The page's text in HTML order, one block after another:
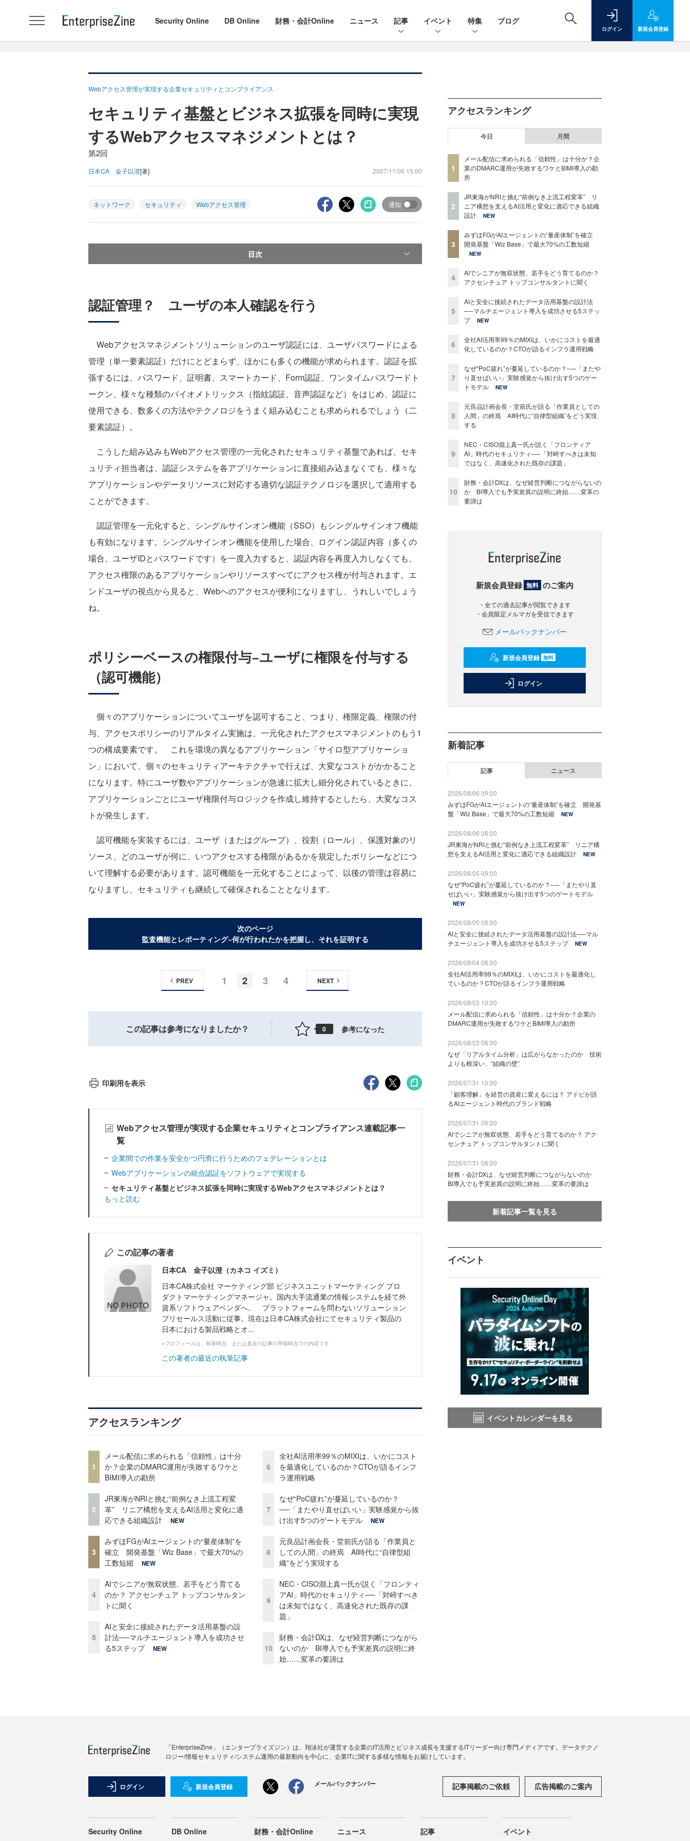
Security Online DB Online 財務・会計Online ニュース 記事 イベント 特集 ブログ
ログイン 新規会員登録
Webアクセス管理が実現する企業セキュリティとコンプライアンス
セキュリティ基盤とビジネス拡張を同時に実現
するWebアクセスマネジメントとは？
第2回
日本CA 金子以澄[著] 2007/11/06 15:00
ネットワーク セキュリティ Webアクセス管理 通知
目次
認証管理？ ユーザの本人確認を行う
Webアクセスマネジメントソリューションのユーザ認証には、ユーザパスワードによる
管理（単一要素認証）だけにとどまらず、ほかにも多くの機能が求められます。認証を拡
張するには、パスワード、証明書、スマートカード、Form認証、ワンタイムパスワードト
ークン、様々な種類のバイオメトリックス（指紋認証、音声認証など）をはじめ、認証に
使用できる、数多くの方法やテクノロジをうまく組み込むことも求められるでしょう（二
要素認証）。
こうした組み込みもWebアクセス管理の一元化されたセキュリティ基盤であれば、セキ
ュリティ担当者は、認証システムを各アプリケーションに直接組み込まなくても、様々な
アプリケーションやデータリソースに対応する適切な認証テクノロジを選択して適用する
ことができます。
認証管理を一元化すると、シングルサインオン機能（SSO）もシングルサインオフ機能
も有効になります。シングルサインオン機能を使用した場合、ログイン認証内容（多くの
場合、ユーザIDとパスワードです）を一度入力すると、認証内容を再度入力しなくても、
アクセス権限のあるアプリケーションやリソースすべてにアクセス権が付与されます。エ
ンドユーザの視点から見ると、Webへのアクセスが便利になりますし、うれしいでしょう
ね。
ポリシーベースの権限付与−ユーザに権限を付与する
（認可機能）
個々のアプリケーションについてユーザを認可すること、つまり、権限定義、権限の付
与、アクセスポリシーのリアルタイム実施は、一元化されたアクセスマネジメントのもう1
つの構成要素です。 これを環境の異なるアプリケーション「サイロ型アプリケーショ
ン」において、個々のセキュリティアーキテクチャで行えば、大変なコストがかかること
になります。特にユーザ数やアプリケーションが急速に拡大し細分化されているときに、
アプリケーションごとにユーザ権限付与ロジックを作成し維持するとしたら、大変なコス
トが発生します。
認可機能を実装するには、ユーザ（またはグループ）、役割（ロール）、保護対象のリ
ソース、どのユーザが何に、いつアクセスする権限があるかを規定したポリシーなどにつ
いて理解する必要があります。認可機能を一元化することによって、以後の管理は容易に
なりますし、セキュリティも継続して確保されることとなります。
次のページ
監査機能とレポーティング−何が行われたかを把握し、それを証明する
1 2 3 4
PREV NEXT
この記事は参考になりましたか？ 0 参考になった
印刷用を表示
Webアクセス管理が実現する企業セキュリティとコンプライアンス連載記事一
覧
企業間での作業を安全かつ円滑に行うためのフェデレーションとは
Webアプリケーションの統合認証をソフトウェアで実現する
セキュリティ基盤とビジネス拡張を同時に実現するWebアクセスマネジメントとは？
もっと読む
この記事の著者
日本CA 金子以澄（カネコ イズミ）
日本CA株式会社 マーケティング部 ビジネスユニットマーケティング プロ
ダクトマーケティングマネージャ。国内大手流通業の情報システムを経て外
資系ソフトウェアベンダへ。 プラットフォームを問わないソリューション
プリセールス活動に従事。現在は日本CA株式会社にてセキュリティ製品の
日本における製品戦略とオ...
※プロフィールは、執筆時点、または直近の記事の寄稿時点での内容です
この著者の最近の執筆記事
アクセスランキング
1
メール配信に求められる「信頼性」は十分
か？企業のDMARC運用が失敗するワケと
BIMI導入の勘所
2
JR東海がNRIと挑む“前例なき上流工程変
革” リニア構想を支えるAI活用と変化に適
応できる組織設計
NEW
3
みずほFGがAIエージェントの“量産体制”を
確立 開発基盤「Wiz Base」で最大70%の
工数短縮
NEW
4
AIでシニアが無双状態、若手をどう育てる
のか？ アクセンチュア トップコンサルタン
トに聞く
5
AIと安全に接続されたデータ活用基盤の設
計法──マルチエージェント導入を成功させ
る5ステップ
NEW
6
全社AI活用率99％のMIXIは、いかにコスト
を最適化しているのか？CTOが語るインフ
ラ運用戦略
7
なぜ“PoC疲れ”が蔓延しているのか？
──「またやり直せばいい」実験感覚から抜
け出す5つのゲートモデル
NEW
8
元良品計画会長・堂前氏が語る「作業員と
しての人間」の終焉 AI時代に“自律型組
織”をどう実現する
9
NEC・CISO淵上真一氏が説く「フロンティ
アAI」時代のセキュリティ──「対峙すべき
は未知ではなく、高速化された既存の課
題」
10
財務・会計DXは、なぜ経営判断につながら
ないのか BI導入でも予実差異の説明に終
始……変革の要諦は
アクセスランキング
今日 月間
1
メール配信に求められる「信頼性」は十分か？企
業のDMARC運用が失敗するワケとBIMI導入の勘
所
2
JR東海がNRIと挑む“前例なき上流工程変革” リ
ニア構想を支えるAI活用と変化に適応できる組織
設計
NEW
3
みずほFGがAIエージェントの“量産体制”を確立
開発基盤「Wiz Base」で最大70%の工数短縮
NEW
4
AIでシニアが無双状態、若手をどう育てるのか？
アクセンチュア トップコンサルタントに聞く
5
AIと安全に接続されたデータ活用基盤の設計法
──マルチエージェント導入を成功させる5ステッ
プ
NEW
6
全社AI活用率99％のMIXIは、いかにコストを最適
化しているのか？CTOが語るインフラ運用戦略
7
なぜ“PoC疲れ”が蔓延しているのか？──「またや
り直せばいい」実験感覚から抜け出す5つのゲー
トモデル
NEW
8
元良品計画会長・堂前氏が語る「作業員としての
人間」の終焉 AI時代に“自律型組織”をどう実現
する
9
NEC・CISO淵上真一氏が説く「フロンティア
AI」時代のセキュリティ──「対峙すべきは未知
ではなく、高速化された既存の課題」
10
財務・会計DXは、なぜ経営判断につながらないの
か BI導入でも予実差異の説明に終始……変革の
要諦は
新規会員登録 無料 のご案内
・全ての過去記事が閲覧できます
・会員限定メルマガを受信できます
メールバックナンバー
新規会員登録 無料
ログイン
新着記事
記事 ニュース
2026/08/06 09:00
みずほFGがAIエージェントの“量産体制”を確立 開発基
盤「Wiz Base」で最大70%の工数短縮
NEW
2026/08/06 08:00
JR東海がNRIと挑む“前例なき上流工程変革” リニア構
想を支えるAI活用と変化に適応できる組織設計
NEW
2026/08/05 09:00
なぜ“PoC疲れ”が蔓延しているのか？──「またやり直
せばいい」実験感覚から抜け出す5つのゲートモデル
NEW
2026/08/05 08:00
AIと安全に接続されたデータ活用基盤の設計法──マル
チエージェント導入を成功させる5ステップ
NEW
2026/08/04 08:00
全社AI活用率99％のMIXIは、いかにコストを最適化し
ているのか？CTOが語るインフラ運用戦略
2026/08/03 10:00
メール配信に求められる「信頼性」は十分か？企業の
DMARC運用が失敗するワケとBIMI導入の勘所
2026/08/03 08:00
なぜ「リアルタイム分析」は広がらなかったのか 技術
よりも根深い、“組織の壁”
2026/07/31 10:00
「顧客理解」を経営の資産に変えるには？ アドビが語
るAIエージェント時代のブランド戦略
2026/07/31 09:00
AIでシニアが無双状態、若手をどう育てるのか？ アク
センチュア トップコンサルタントに聞く
2026/07/31 08:00
財務・会計DXは、なぜ経営判断につながらないのか
BI導入でも予実差異の説明に終始……変革の要諦は
新着記事一覧を見る
イベント
イベントカレンダーを見る
「EnterpriseZine」（エンタープライズジン）は、翔泳社が運営する企業のIT活用とビジネス成長を支援するITリーダー向け専門メディアです。データテクノ
ロジー/情報セキュリティ/システム運用の最新動向を中心に、企業ITに関する多様な情報をお届けしています。
ログイン 新規会員登録 メールバックナンバー 記事掲載のご依頼 広告掲載のご案内
Security Online DB Online 財務・会計Online ニュース 記事 イベント